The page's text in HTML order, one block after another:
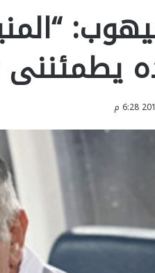
يطمئننى